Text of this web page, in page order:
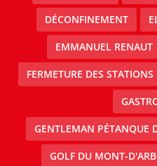
DÉCONFINEMENT
EMMANUEL RENAUT
FERMETURE DES STATIONS
GENTLEMAN PÉTANQUE
GOLF DU MONT-